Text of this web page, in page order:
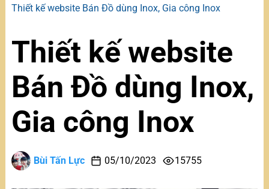
Thiết kế website Bán Đồ dùng Inox, Gia công Inox
Thiết kế website
Bán Đồ dùng Inox,
Gia công Inox
Bùi Tấn Lực 05/10/2023 15755